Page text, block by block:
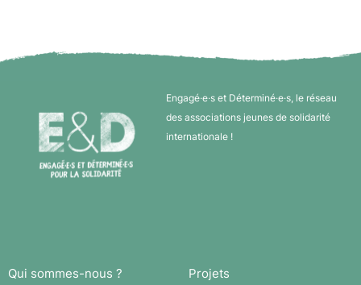
Engagé·e·s et Déterminé·e·s, le réseau
des associations jeunes de solidarité
internationale !
Qui sommes-nous ? Projets